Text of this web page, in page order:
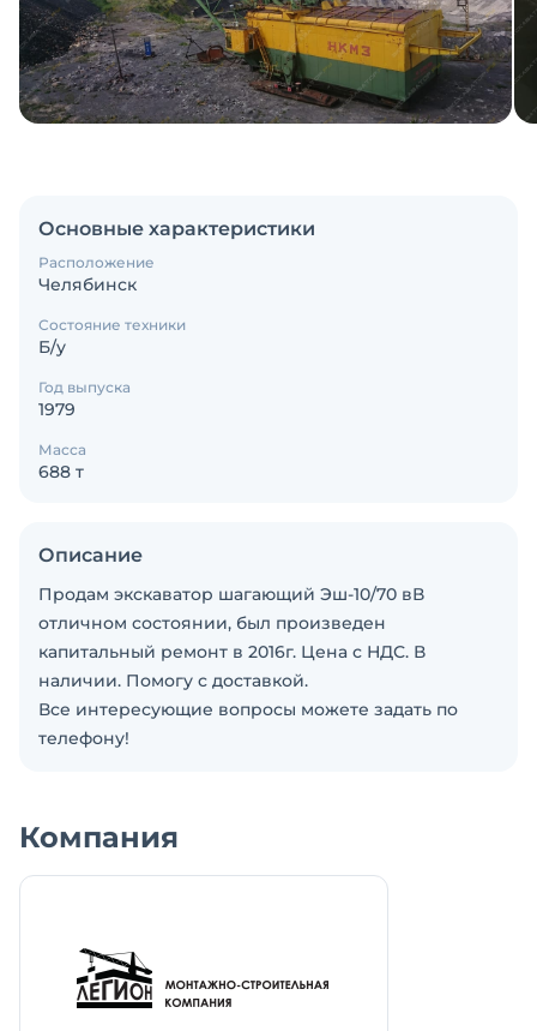
Основные характеристики
Расположение
Челябинск
Состояние техники
Б/у
Год выпуска
1979
Масса
688 т
Описание
Продам экскаватор шагающий Эш-10/70 вВ
отличном состоянии, был произведен
капитальный ремонт в 2016г. Цена с НДС. В
наличии. Помогу с доставкой.
Все интересующие вопросы можете задать по
телефону!
Компания